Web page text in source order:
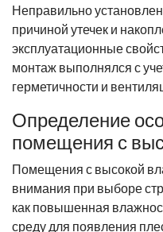
Неправильно
причиной утечек и
эксплуатационные
монтаж выполнялся с
герметичности и
Определение
помещения с
Помещения с высокой
внимания при выборе
как повышенная
среду для появления